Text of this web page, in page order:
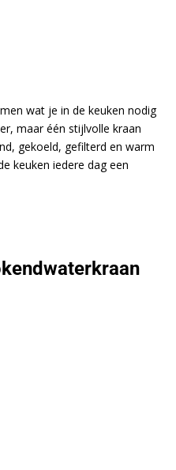
wat je in de keuken nodig
maar één stijlvolle kraan
gekoeld, gefilterd en warm
keuken iedere dag een